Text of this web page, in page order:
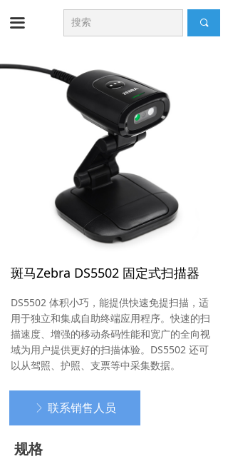
끠
끀
斑马Zebra DS5502 固定式扫描器
规格
DS5502 体积小巧，能提供快速免提扫描，适
用于独立和集成自助终端应用程序。快速的扫
描速度、增强的移动条码性能和宽广的全向视
域为用户提供更好的扫描体验。DS5502 还可
以从驾照、护照、支票等中采集数据。
ꁕ 联系销售人员